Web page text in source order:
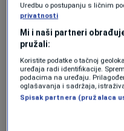
razornog
Trump
Iran:
nivou"
Uredbu o postupanju s ličnim
privatnosti
Mi i naši partneri
pružali:
Koristite podatke o tačnoj
uređaja radi identifikacije.
podacima na uređaju.
oglašavanja i sadržaja,
Spisak partnera (pružalaca